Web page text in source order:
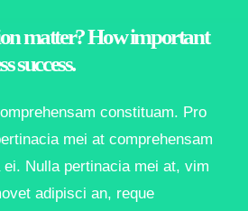
matter? How important
success.
constituam. Pro
mei at comprehensam
Nulla pertinacia mei at, vim
adipisci an, reque